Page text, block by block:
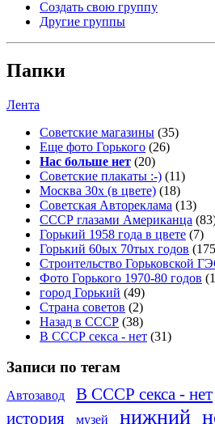
Создать свою группу
Другие группы
Папки
Лента
Советские магазины (35)
Еще фото Горького (26)
Нас больше нет (20)
Советские плакаты :-) (11)
Москва 30x (в цвете) (18)
Советская Автореклама (13)
СССР глазами Американца
Горький 1958 года в цвете (7)
Горький 60ых 70тых годов
Строительство Горьковской
Фото Горького 1970-80 годов
город Горький (49)
Страна советов (2)
Назад в СССР (38)
В СССР секса - нет (31)
Записи по тегам
Автозавод В СССР секса - нет
история музей нижний